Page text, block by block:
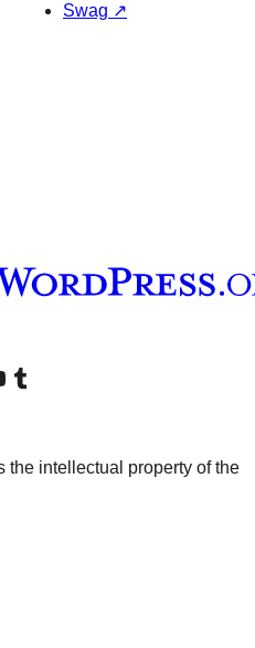
Swag ↗
LinkedIn
account
YouTube channel
Visit our Tumblr account
intellectual property of the